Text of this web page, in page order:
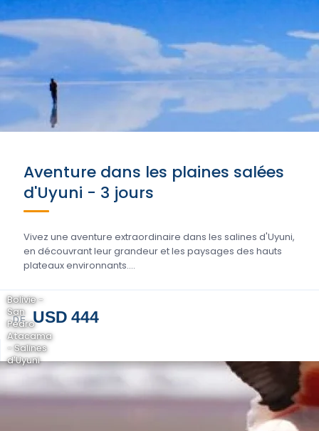
Aventure dans les plaines salées
d'Uyuni - 3 jours
Vivez une aventure extraordinaire dans les salines d'Uyuni,
en découvrant leur grandeur et les paysages des hauts
plateaux environnants....
DE USD 444
Bolivie -
San
Pedro
Atacama
- Salines
d'Uyuni